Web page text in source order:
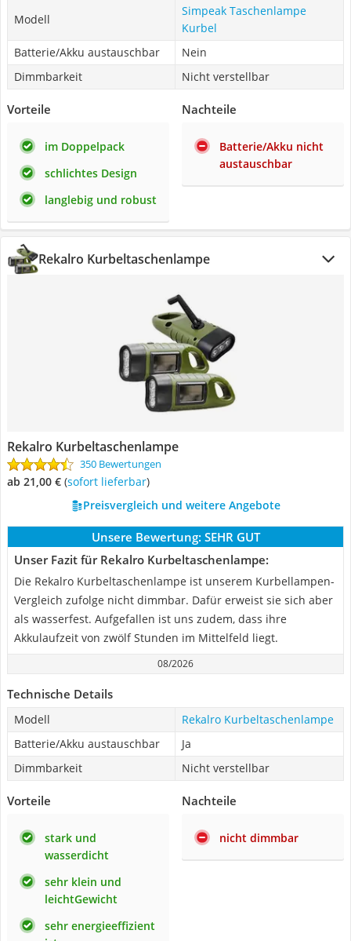
Modell
Simpeak Taschenlampe
Kurbel
Batterie/Akku austauschbar
Nein
Dimmbarkeit
Nicht verstellbar
Vorteile
im Doppelpack
schlichtes Design
langlebig und robust
Nachteile
Batterie/Akku nicht
austauschbar
Rekalro Kurbeltaschenlampe
Rekalro Kurbeltaschenlampe
350 Bewertungen
ab 21,00 € ( Sofort lieferbar)
Preisvergleich und weitere Angebote
Unsere Bewertung: SEHR GUT
Unser Fazit für Rekalro Kurbeltaschenlampe:
Die Rekalro Kurbeltaschenlampe ist unserem Kurbellampen-
Vergleich zufolge nicht dimmbar. Dafür erweist sie sich aber
als wasserfest. Aufgefallen ist uns zudem, dass ihre
Akkulaufzeit von zwölf Stunden im Mittelfeld liegt.
08/2026
Technische Details
Modell
Rekalro Kurbeltaschenlampe
Batterie/Akku austauschbar
Ja
Dimmbarkeit
Nicht verstellbar
Vorteile
stark und
wasserdicht
sehr klein und
leichtGewicht
sehr energieeffizient
Nachteile
nicht dimmbar